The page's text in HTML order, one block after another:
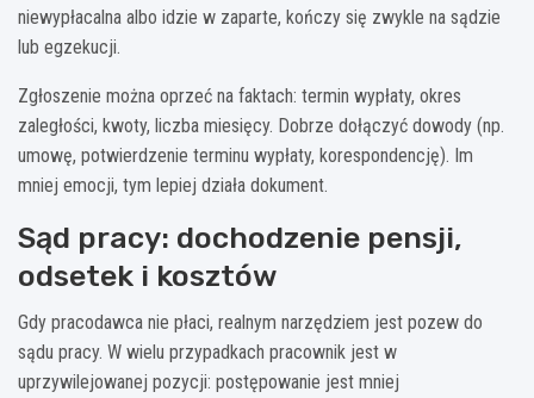
niewypłacalna albo idzie w zaparte, kończy się zwykle na sądzie
lub egzekucji.
Zgłoszenie można oprzeć na faktach: termin wypłaty, okres
zaległości, kwoty, liczba miesięcy. Dobrze dołączyć dowody (np.
umowę, potwierdzenie terminu wypłaty, korespondencję). Im
mniej emocji, tym lepiej działa dokument.
Sąd pracy: dochodzenie pensji,
odsetek i kosztów
Gdy pracodawca nie płaci, realnym narzędziem jest pozew do
sądu pracy. W wielu przypadkach pracownik jest w
uprzywilejowanej pozycji: postępowanie jest mniej